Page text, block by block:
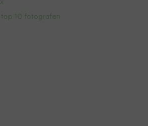
top 10 fotografen